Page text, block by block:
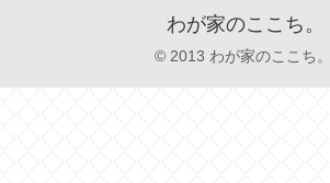
わが家のここち。
© 2013 わが家のここち。.